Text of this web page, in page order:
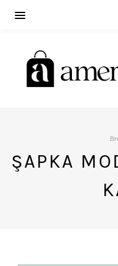
ŞAPKA